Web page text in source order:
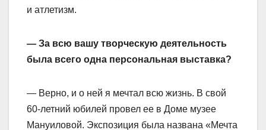
и атлетизм.
— За всю вашу творческую деятельность
была всего одна персональная выставка?
— Верно, и о ней я мечтал всю жизнь. В свой
60-летний юбилей провел ее в Доме музее
Мануиловой. Экспозиция была названа «Мечта